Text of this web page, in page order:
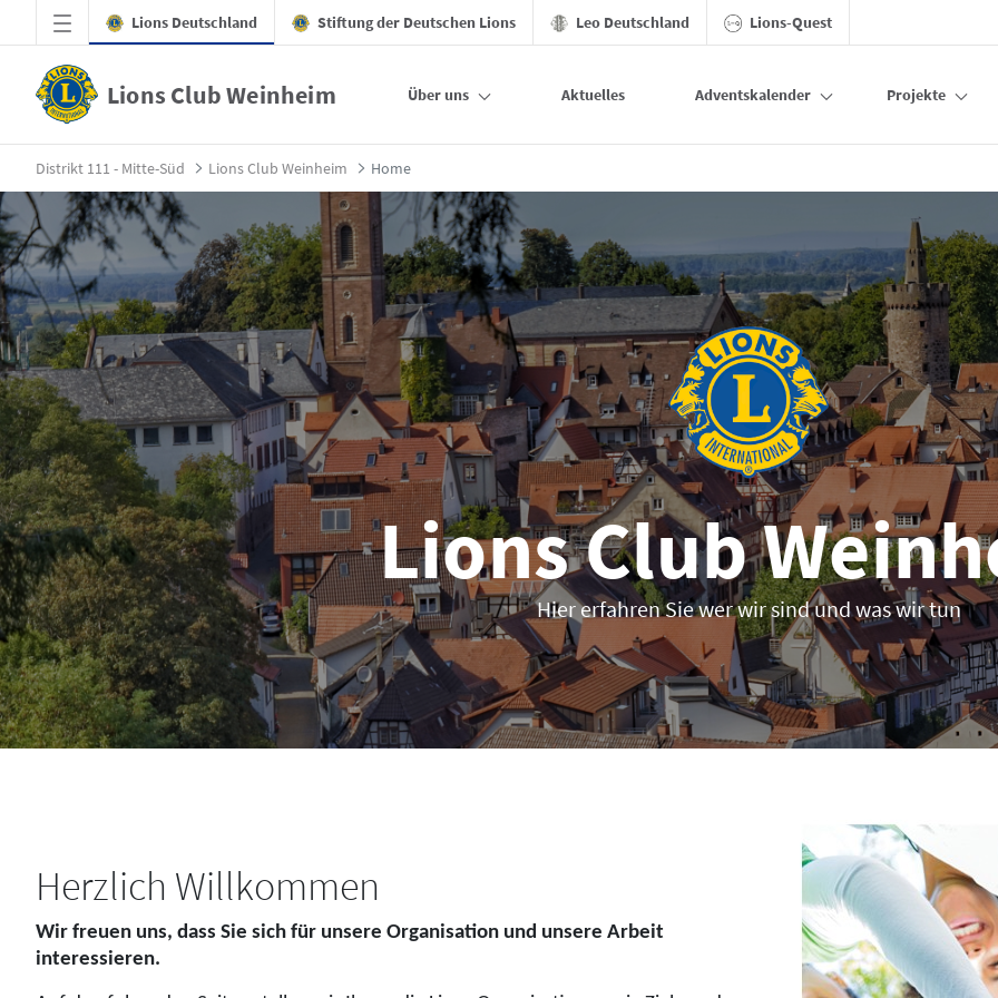
Zum Hauptinhalt springen
Lions Deutschland Stiftung der Deutschen Lions Leo Deutschland Lions-Quest
Lions Club Weinheim Über uns Aktuelles Adventskalender Projekte
Home - Lions Club Weinheim
Distrikt 111 - Mitte-Süd Lions Club Weinheim Home
Lions Club
Hier erfahren Sie wer wir sind und was wir tun
Herzlich Willkommen
Wir freuen uns, dass Sie sich für unsere Organisation und unsere Arbeit
interessieren.